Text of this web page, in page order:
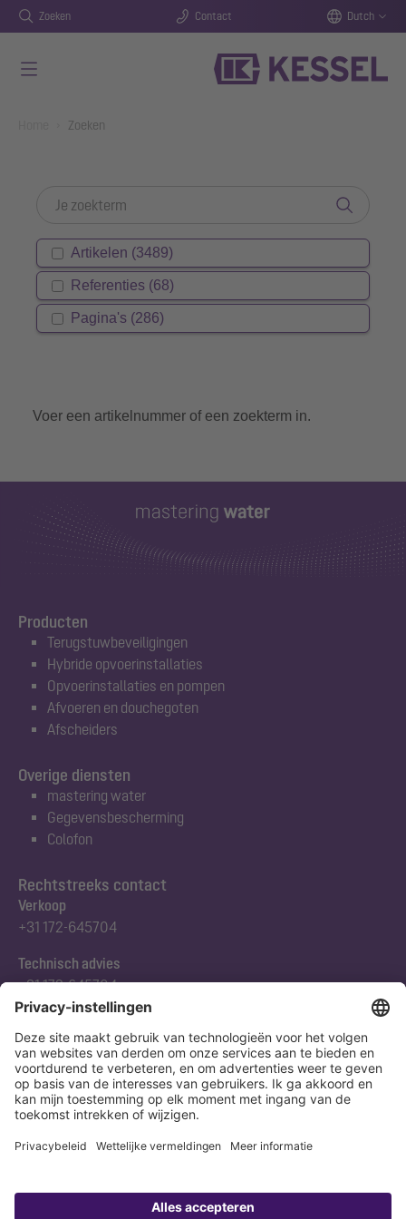
Zoeken Contact Dutch
Zoeken
Artikelen (3489)
Referenties (68)
Pagina's (286)
Voer een artikelnummer of een zoekterm in.
Producten
Terugstuwbeveiligingen
Hybride opvoerinstallaties
Opvoerinstallaties en pompen
Afvoeren en douchegoten
Afscheiders
Rechtstreeks contact
Verkoop
+31 172-645704
Technisch advies
+31 172-645704
Abonneert u zich op onze nieuwsbrief
Nu aanmelden
Overige diensten
mastering water
Gegevensbescherming
Colofon
Verklaring Colofon